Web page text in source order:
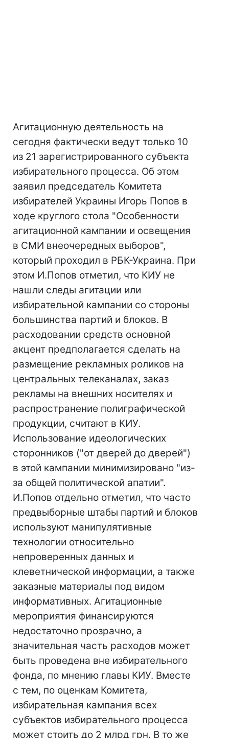
Агитационную деятельность на
сегодня фактически ведут только 10
из 21 зарегистрированного субъекта
избирательного процесса. Об этом
заявил председатель Комитета
избирателей Украины Игорь Попов в
ходе круглого стола "Особенности
агитационной кампании и освещения
в СМИ внеочередных выборов",
который проходил в РБК-Украина. При
этом И.Попов отметил, что КИУ не
нашли следы агитации или
избирательной кампании со стороны
большинства партий и блоков. В
расходовании средств основной
акцент предполагается сделать на
размещение рекламных роликов на
центральных телеканалах, заказ
рекламы на внешних носителях и
распространение полиграфической
продукции, считают в КИУ.
Использование идеологических
сторонников ("от дверей до дверей")
в этой кампании минимизировано "из-
за общей политической апатии".
И.Попов отдельно отметил, что часто
предвыборные штабы партий и блоков
используют манипулятивные
технологии относительно
непроверенных данных и
клеветнической информации, а также
заказные материалы под видом
информативных. Агитационные
мероприятия финансируются
недостаточно прозрачно, а
значительная часть расходов может
быть проведена вне избирательного
фонда, по мнению главы КИУ. Вместе
с тем, по оценкам Комитета,
избирательная кампания всех
субъектов избирательного процесса
может стоить до 2 млрд грн. В то же